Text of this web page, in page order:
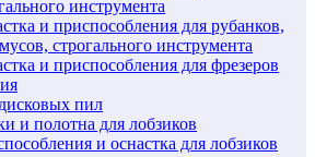
инструмента
и приспособления для рубанков,
строгального инструмента
и приспособления для фрезеров
пил
и полотна для лобзиков
и оснастка для лобзиков